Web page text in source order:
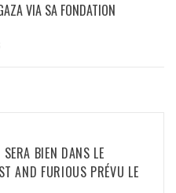
VIA SA FONDATION
BIEN DANS LE
AND FURIOUS PRÉVU LE